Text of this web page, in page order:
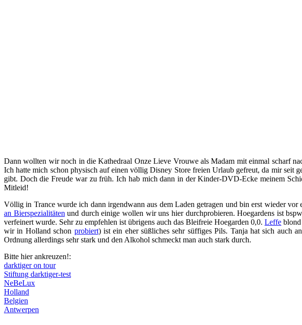
Dann wollten wir noch in die Kathedraal Onze Lieve Vrouwe als Madam mit einmal scharf
Ich hatte mich schon physisch auf einen völlig Disney Store freien Urlaub gefreut, da mir
gibt. Doch die Freude war zu früh. Ich hab mich dann in der Kinder-DVD-Ecke meinem
Mitleid!
Völlig in Trance wurde ich dann irgendwann aus dem Laden getragen und bin erst wieder
an Bierspezialitäten und durch einige wollen wir uns hier durchprobieren. Hoegardens ist
verfeinert wurde. Sehr zu empfehlen ist übrigens auch das Bleifreie Hoegarden 0,0. Leffe
wir in Holland schon probiert) ist ein eher süßliches sehr süffiges Pils. Tanja hat sich auch
Ordnung allerdings sehr stark und den Alkohol schmeckt man auch stark durch.
Bitte hier ankreuzen!:
darktiger on tour
Stiftung darktiger-test
NeBeLux
Holland
Belgien
Antwerpen